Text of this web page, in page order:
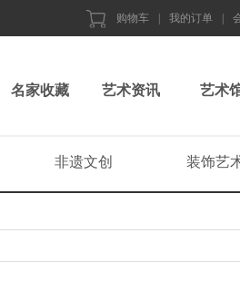
购物车 我的订单
名家收藏 艺术资讯 艺术
非遗文创 装饰艺